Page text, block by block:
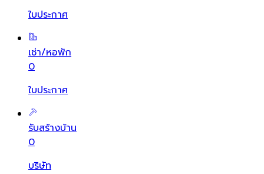
ใบประกาศ
เช่า/หอพัก
0
ใบประกาศ
รับสร้างบ้าน
0
บริษัท